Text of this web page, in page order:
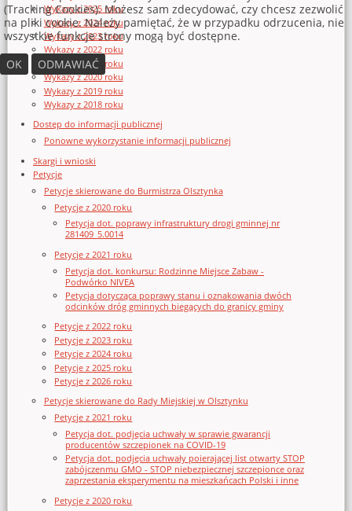
Wykazy z 2025 roku
Wykazy z 2024 roku
Wykazy z 2023 roku
Wykazy z 2022 roku
Wykazy z 2021 roku
Wykazy z 2020 roku
Wykazy z 2019 roku
Wykazy z 2018 roku
Dostęp do informacji publicznej
Ponowne wykorzystanie informacji publicznej
Skargi i wnioski
Petycje
Petycje skierowane do Burmistrza Olsztynka
Petycje z 2020 roku
Petycja dot. poprawy infrastruktury drogi gminnej nr
281409_5.0014
Petycje z 2021 roku
Petycja dot. konkursu: Rodzinne Miejsce Zabaw -
Podwórko NIVEA
Petycja dotycząca poprawy stanu i oznakowania dwóch
odcinków dróg gminnych biegących do granicy gminy
Petycje z 2022 roku
Petycje z 2023 roku
Petycje z 2024 roku
Petycje z 2025 roku
Petycje z 2026 roku
Petycje skierowane do Rady Miejskiej w Olsztynku
Petycje z 2021 roku
Petycja dot. podjęcia uchwały w sprawie gwarancji
producentów szczepionek na COVID-19
Petycja dot. podjęcia uchwały poierającej list otwarty STOP
zabójczenmu GMO - STOP niebezpiecznej szczepionce oraz
zaprzestania eksperymentu na mieszkańcach Polski i inne
Petycje z 2020 roku
(Tracking Cookies). Możesz sam zdecydować, czy chcesz zezwolić
na pliki cookie. Należy pamiętać, że w przypadku odrzucenia, nie
wszystkie funkcje strony mogą być dostępne.
OK
ODMAWIAĆ